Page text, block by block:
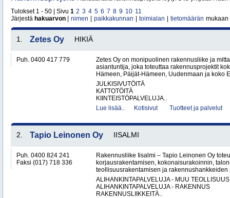
Tulokset 1 - 50 | Sivu 1 2 3 4 5 6 7 8 9 10 11
Järjestä hakuarvon nimen paikkakunnan toimialan tietomäärän mukaan
1. Zetes Oy HIKIÄ
Puh. 0400 417 779
Zetes Oy on monipuolinen rakennusliike ja
asiantuntija, joka toteuttaa rakennusprojektit
Hämeen, Päijät-Hämeen, Uudenmaan ja koko
JULKISIVUTÖITÄ
KATTOTÖITÄ
KIINTEISTÖPALVELUJA..
Lue lisää..
Kotisivut Tuotteet ja palvelut
2. Tapio Leinonen Oy IISALMI
Puh. 0400 824 241
Faksi (017) 718 336
Rakennusliike Iisalmi – Tapio Leinonen Oy
korjausrakentamisen, kokonaisurakoinnin,
teollisuusrakentamisen ja
ALIHANKINTAPALVELUJA - MUU TEOLLISUUS
ALIHANKINTAPALVELUJA - RAKENNUS
RAKENNUSLIIKKEITÄ..